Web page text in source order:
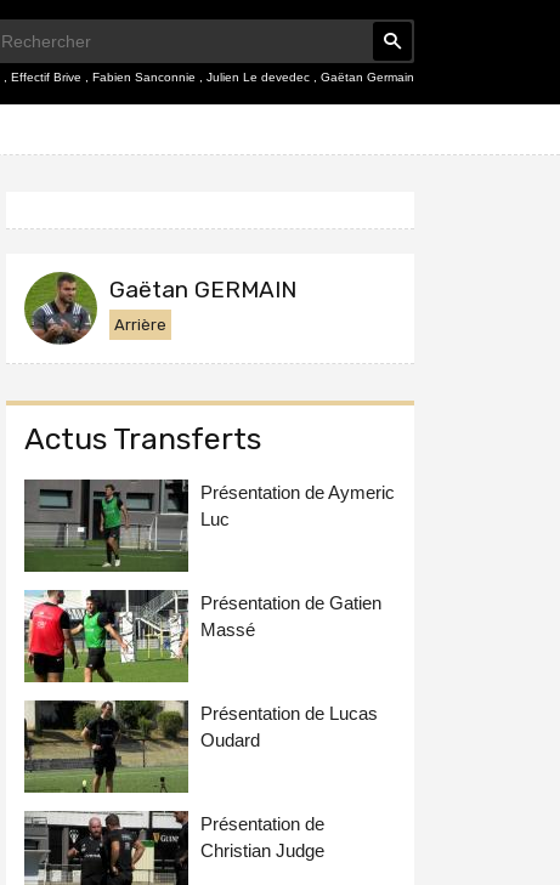
Effectif Brive Fabien Sanconnie Julien Le devedec Gaëtan Germain
Gaëtan GERMAIN
Arrière
Actus Transferts
Présentation de Aymeric
Luc
Présentation de Gatien
Massé
Présentation de Lucas
Oudard
Présentation de
Christian Judge